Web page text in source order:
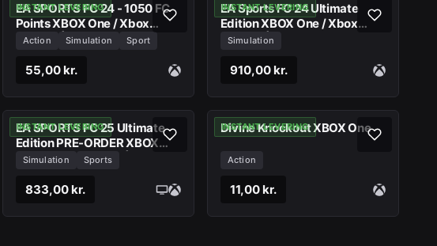
INSTANT LEVERING
EA SPORTS FC 24 - 1050 FC
Points XBOX One / Xbox
Series X|S
Action Simulation Sport
55,00 kr.
INSTANT LEVERING
EA Sports FC 24 Ultimate
Edition XBOX One / Xbox
Series X|S CD
Simulation
910,00 kr.
INSTANT LEVERING
EA SPORTS FC 25 Ultimate
Edition PRE-ORDER XBOX
One / Xbox Series X|S
Simulation Sports
833,00 kr.
INSTANT LEVERING
Divine Knockout XBOX One
Action
11,00 kr.